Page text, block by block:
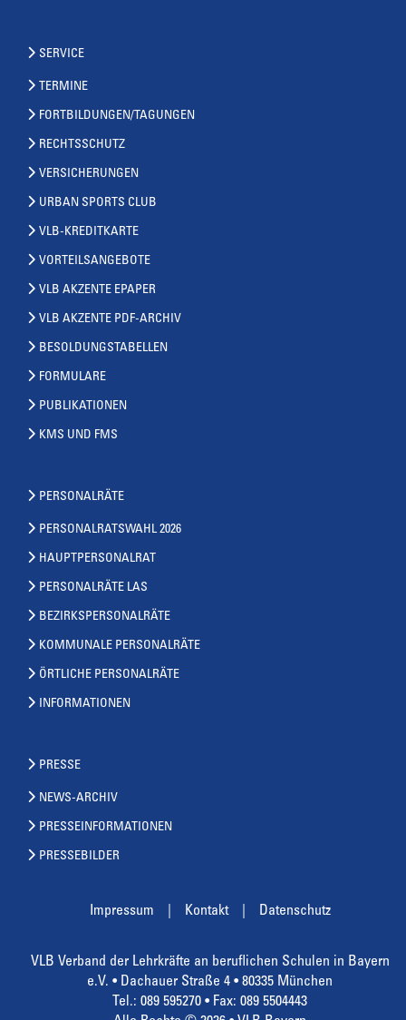
SERVICE
TERMINE
FORTBILDUNGEN/TAGUNGEN
RECHTSSCHUTZ
VERSICHERUNGEN
URBAN SPORTS CLUB
VLB-KREDITKARTE
VORTEILSANGEBOTE
VLB AKZENTE EPAPER
VLB AKZENTE PDF-ARCHIV
BESOLDUNGSTABELLEN
FORMULARE
PUBLIKATIONEN
KMS UND FMS
PERSONALRÄTE
PERSONALRATSWAHL 2026
HAUPTPERSONALRAT
PERSONALRÄTE LAS
BEZIRKSPERSONALRÄTE
KOMMUNALE PERSONALRÄTE
ÖRTLICHE PERSONALRÄTE
INFORMATIONEN
PRESSE
NEWS-ARCHIV
PRESSEINFORMATIONEN
PRESSEBILDER
Impressum Kontakt Datenschutz
VLB Verband der Lehrkräfte an beruflichen Schulen in Bayern
e.V. • Dachauer Straße 4 • 80335 München
Tel.: 089 595270 • Fax: 089 5504443